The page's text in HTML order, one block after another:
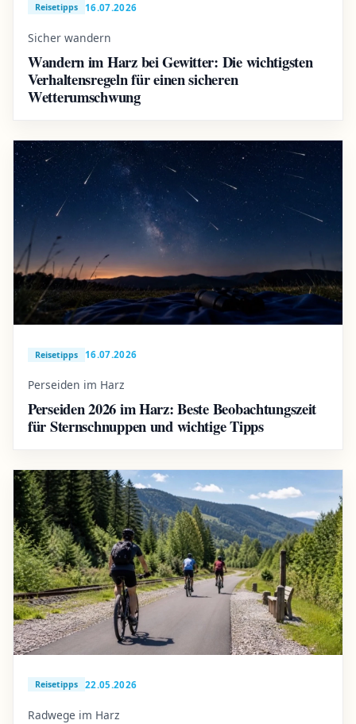
Reisetipps 16.07.2026
Sicher wandern
Wandern im Harz bei Gewitter: Die wichtigsten
Verhaltensregeln für einen sicheren
Wetterumschwung
Reisetipps 16.07.2026
Perseiden im Harz
Perseiden 2026 im Harz: Beste Beobachtungszeit
für Sternschnuppen und wichtige Tipps
Reisetipps 22.05.2026
Radwege im Harz